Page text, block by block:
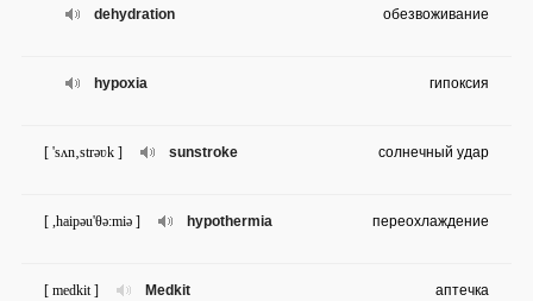
dehydration обезвоживание
hypoxia гипоксия
sunstroke
[ 'sʌn‚strəʋk ] солнечный удар
hypothermia
[ ,haipəu'θə:miə ] переохлаждение
Medkit
[ medkit ] аптечка